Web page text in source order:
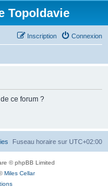
Topoldavie
Connexion
Inscription
ce forum ?
Fuseau horaire sur UTC+02:00
© phpBB Limited
Miles Cellar